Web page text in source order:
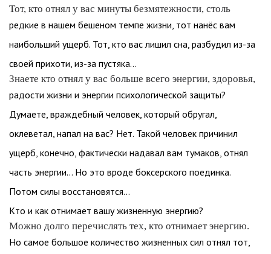
Тот, кто отнял у вас минуты безмятежности, столь
редкие в нашем бешеном темпе жизни, тот нанёс вам
наибольший ущерб. Тот, кто вас лишил сна, разбудил из-за
своей прихоти, из-за пустяка...
Знаете кто отнял у вас больше всего энергии, здоровья,
радости жизни и энергии психологической защиты?
Думаете, враждебный человек, который обругал,
оклеветал, напал на вас? Нет. Такой человек причинил
ущерб, конечно, фактически надавал вам тумаков, отнял
часть энергии… Но это вроде боксерского поединка.
Потом силы восстановятся...
Кто и как отнимает вашу жизненную энергию?
Можно долго перечислять тех, кто отнимает энергию.
Но самое большое количество жизненных сил отнял тот,